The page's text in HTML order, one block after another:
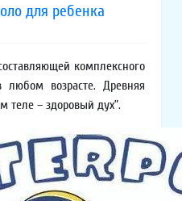
для ребенка
комплексного
возрасте. Древняя
теле – здоровый дух”.